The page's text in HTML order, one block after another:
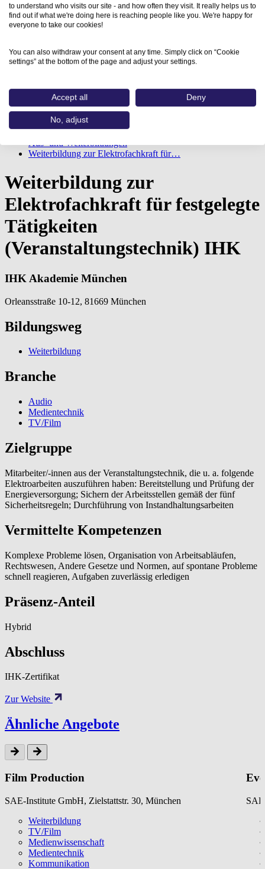
Home
Aus- und Weiterbildungen
Weiterbildung zur Elektrofachkraft für…
Weiterbildung zur
Elektrofachkraft für festgelegte
Tätigkeiten
(Veranstaltungstechnik) IHK
IHK Akademie München
Orleansstraße 10-12, 81669 München
Bildungsweg
Weiterbildung
Branche
Audio
Medientechnik
TV/Film
Zielgruppe
Mitarbeiter/-innen aus der Veranstaltungstechnik, die u. a. folgende
Elektroarbeiten auszuführen haben: Bereitstellung und Prüfung der
Energieversorgung; Sichern der Arbeitsstellen gemäß der fünf
Sicherheitsregeln; Durchführung von Instandhaltungsarbeiten
Vermittelte Kompetenzen
Komplexe Probleme lösen, Organisation von Arbeitsabläufen,
Rechtswesen, Andere Gesetze und Normen, auf spontane Probleme
schnell reagieren, Aufgaben zuverlässig erledigen
Präsenz-Anteil
Hybrid
Abschluss
IHK-Zertifikat
Zur Website
Ähnliche Angebote
Film Production
SAE-Institute GmbH, Zielstattstr. 30, München
Weiterbildung
TV/Film
Medienwissenschaft
Medientechnik
Kommunikation
to understand who visits our site - and how often they visit. It really helps us to
find out if what we're doing here is reaching people like you. We're happy for
everyone to take our cookies!
You can also withdraw your consent at any time. Simply click on “Cookie
settings” at the bottom of the page and adjust your settings.
Accept all Deny
No, adjust